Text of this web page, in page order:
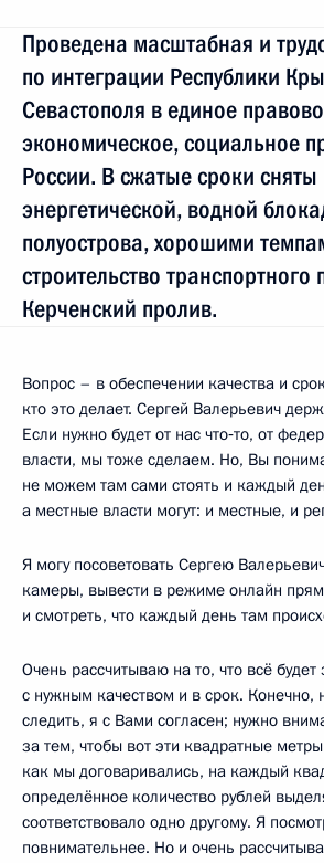
Проведена масштабная и
по интеграции Республики
Севастополя в единое
экономическое, социальное
России. В сжатые сроки
энергетической, водной
полуострова, хорошими
строительство транспортного
Керченский пролив.
Вопрос – в обеспечении качества и
кто это делает. Сергей Валерьевич
Если нужно будет от нас что‑то, от
власти, мы тоже сделаем. Но, Вы
не можем там сами стоять и каждый
а местные власти могут: и местные, и
Я могу посоветовать Сергею
камеры, вывести в режиме онлайн
и смотреть, что каждый день там
Очень рассчитываю на то, что всё будет
с нужным качеством и в срок. Конечно,
следить, я с Вами согласен; нужно
за тем, чтобы вот эти квадратные
как мы договаривались, на каждый
определённое количество рублей
соответствовало одно другому. Я
повнимательнее. Но и очень